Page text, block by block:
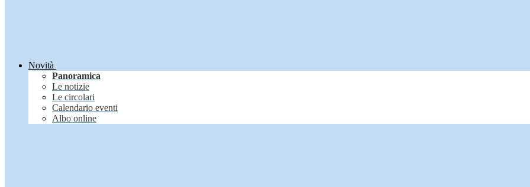
Novità
Panoramica
Le notizie
Le circolari
Calendario eventi
Albo online